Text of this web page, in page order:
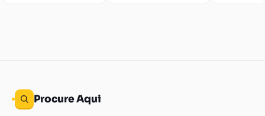
Procure Aqui